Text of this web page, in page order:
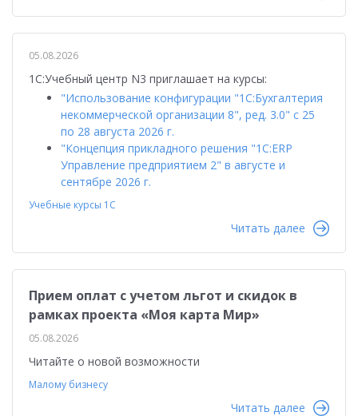
05.08.2026
1С:Учебный центр N3 приглашает на курсы:
"Использование конфигурации "1С:Бухгалтерия
некоммерческой организации 8", ред. 3.0" с 25
по 28 августа 2026 г.
"Концепция прикладного решения "1С:ERP
Управление предприятием 2" в августе и
сентябре 2026 г.
Учебные курсы 1С
Читать далее
Прием оплат с учетом льгот и скидок в
рамках проекта «Моя карта Мир»
05.08.2026
Читайте о новой возможности
Малому бизнесу
Читать далее